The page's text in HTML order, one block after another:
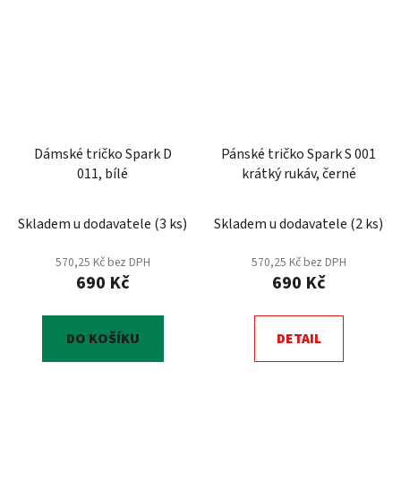
Dámské tričko Spark D
011, bílé
Skladem u dodavatele (3 ks)
570,25 Kč bez DPH
690 Kč
DO KOŠÍKU
Pánské tričko Spark S 001
krátký rukáv, černé
Skladem u dodavatele (2 ks)
570,25 Kč bez DPH
690 Kč
DETAIL